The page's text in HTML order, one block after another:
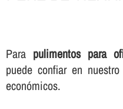
Para pulimentos para
puede confiar en
económicos.